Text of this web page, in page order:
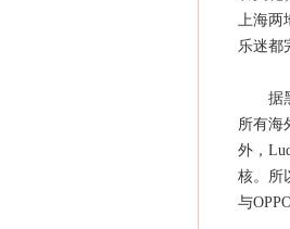
上海两
乐迷都
据黑
所有海
外，
核。所
与